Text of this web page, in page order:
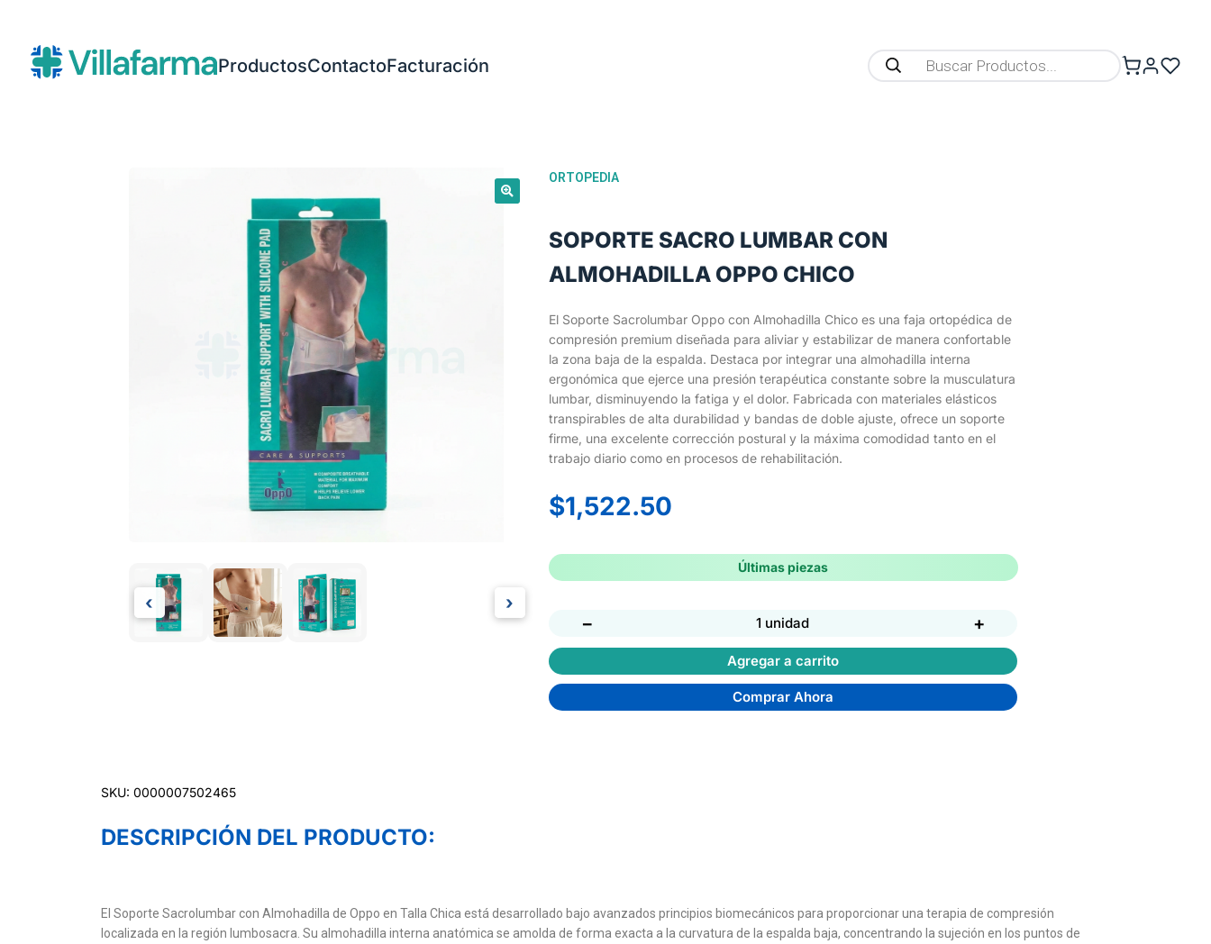
ProductosContactoFacturación
‹ ›
ORTOPEDIA
SOPORTE SACRO LUMBAR CON
ALMOHADILLA OPPO CHICO
El Soporte Sacrolumbar Oppo con Almohadilla Chico es una faja ortopédica de
compresión premium diseñada para aliviar y estabilizar de manera confortable
la zona baja de la espalda. Destaca por integrar una almohadilla interna
ergonómica que ejerce una presión terapéutica constante sobre la musculatura
lumbar, disminuyendo la fatiga y el dolor. Fabricada con materiales elásticos
transpirables de alta durabilidad y bandas de doble ajuste, ofrece un soporte
firme, una excelente corrección postural y la máxima comodidad tanto en el
trabajo diario como en procesos de rehabilitación.
$1,522.50
Últimas piezas
− 1 unidad +
Agregar a carrito
Comprar Ahora
SKU: 0000007502465
DESCRIPCIÓN DEL PRODUCTO:
El Soporte Sacrolumbar con Almohadilla de Oppo en Talla Chica está desarrollado bajo avanzados principios biomecánicos para proporcionar una terapia de compresión
localizada en la región lumbosacra. Su almohadilla interna anatómica se amolda de forma exacta a la curvatura de la espalda baja, concentrando la sujeción en los puntos de